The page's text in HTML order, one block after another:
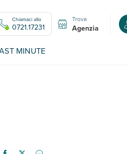
Chiamaci allo
0721.17231
Trova
Agenzia
MINUTE